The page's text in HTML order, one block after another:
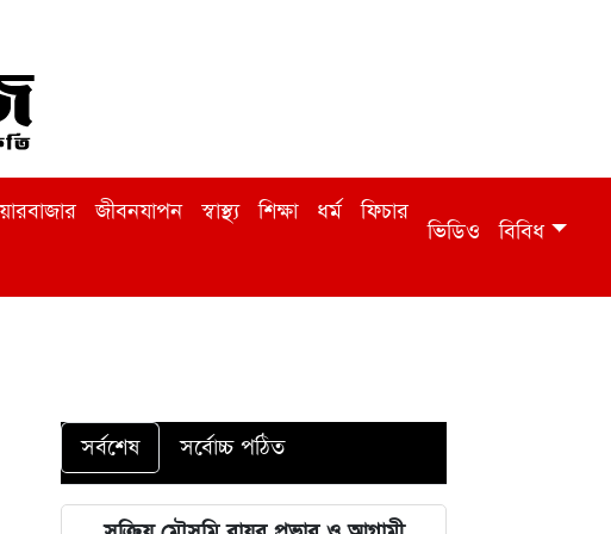
জীবনযাপন স্বাস্থ্য শিক্ষা ধর্ম ফিচার
ভিডিও বিবিধ
সর্বশেষ সর্বোচ্চ পঠিত